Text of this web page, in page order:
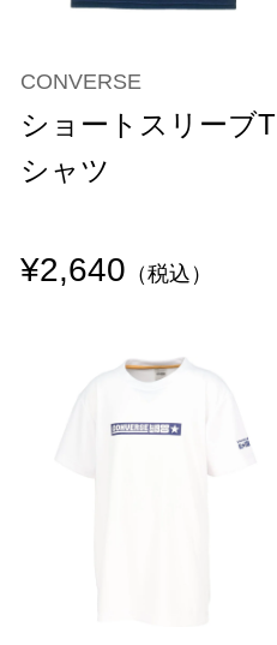
CONVERSE
ショートスリーブT
シャツ
¥2,640 （税込）